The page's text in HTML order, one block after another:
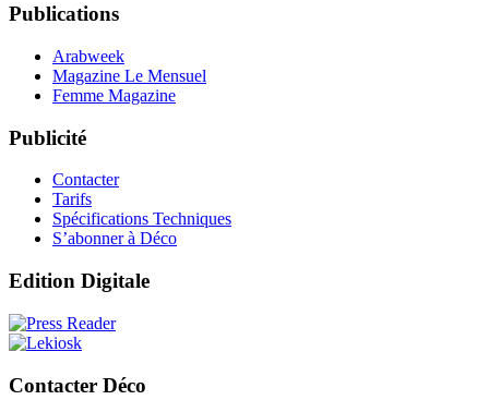
Publications
Arabweek
Magazine Le Mensuel
Femme Magazine
Publicité
Contacter
Tarifs
Spécifications Techniques
S’abonner à Déco
Edition Digitale
Contacter Déco